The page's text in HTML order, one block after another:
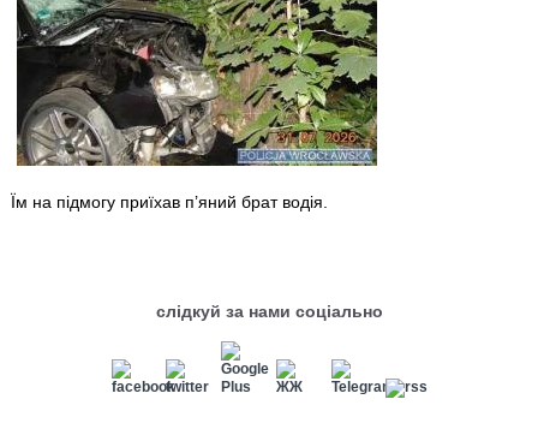
Їм на підмогу приїхав п’яний брат водія.
слідкуй за нами соціально